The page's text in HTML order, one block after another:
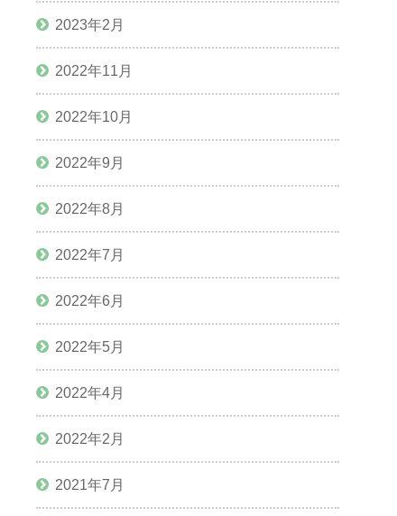
2023年2月
2022年11月
2022年10月
2022年9月
2022年8月
2022年7月
2022年6月
2022年5月
2022年4月
2022年2月
2021年7月